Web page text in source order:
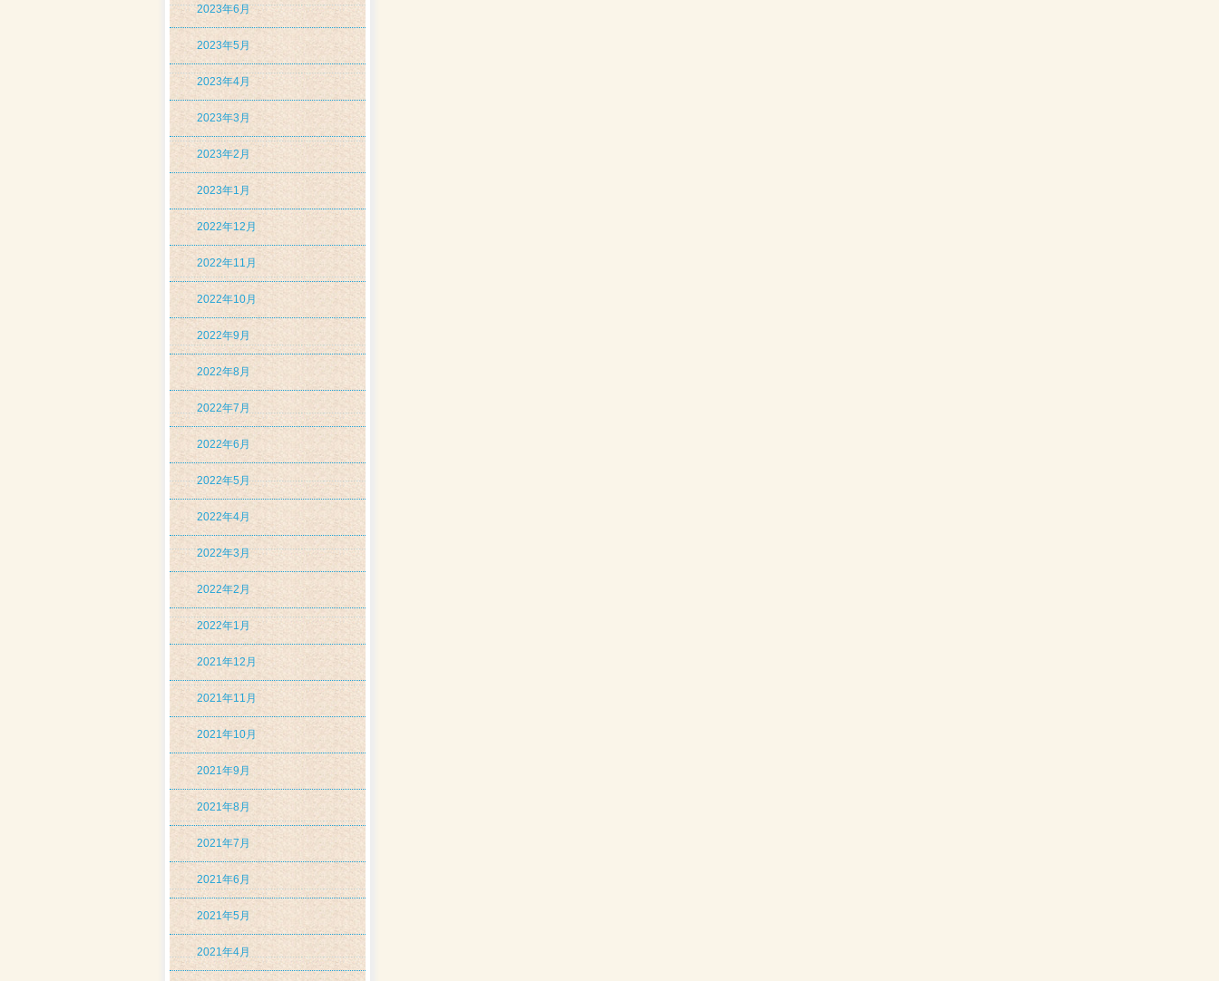
2023年6月
2023年5月
2023年4月
2023年3月
2023年2月
2023年1月
2022年12月
2022年11月
2022年10月
2022年9月
2022年8月
2022年7月
2022年6月
2022年5月
2022年4月
2022年3月
2022年2月
2022年1月
2021年12月
2021年11月
2021年10月
2021年9月
2021年8月
2021年7月
2021年6月
2021年5月
2021年4月